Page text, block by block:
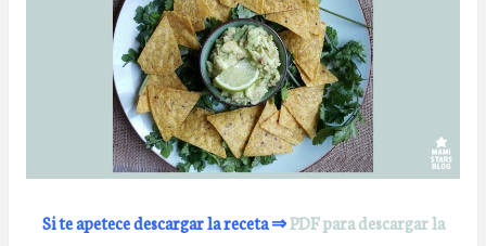
Si te apetece descargar la receta ⇒PDF para descargar la